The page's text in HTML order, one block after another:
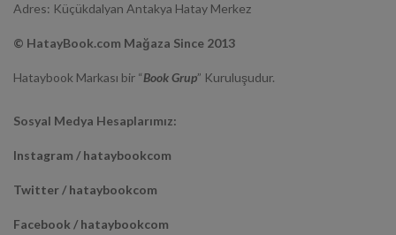
Adres: Küçükdalyan Antakya Hatay Merkez
© HatayBook.com Mağaza Since 2013
Hataybook Markası bir “Book Grup” Kuruluşudur.
Sosyal Medya Hesaplarımız:
Instagram / hataybookcom
Twitter / hataybookcom
Facebook / hataybookcom